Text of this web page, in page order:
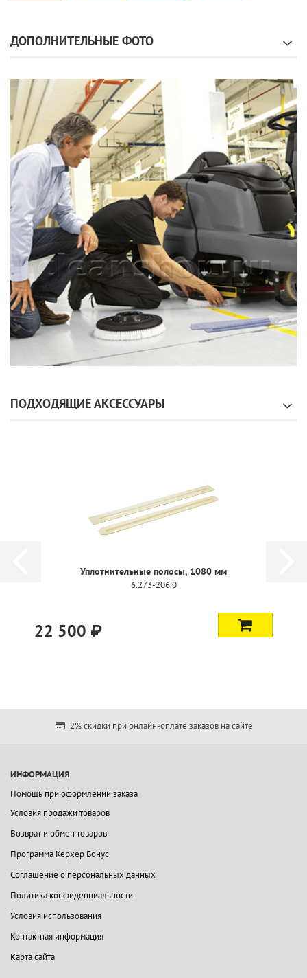
ДОПОЛНИТЕЛЬНЫЕ ФОТО
ПОДХОДЯЩИЕ АКСЕССУАРЫ
Уплотнительные полосы, 1080 мм
6.273-206.0
22 500 ₽
2% скидки при онлайн-оплате заказов на сайте
ИНФОРМАЦИЯ
Помощь при оформлении заказа
Условия продажи товаров
Возврат и обмен товаров
Программа Керхер Бонус
Соглашение о персональных данных
Политика конфиденциальности
Условия использования
Контактная информация
Карта сайта